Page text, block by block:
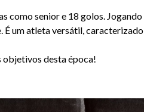
como senior e 18 golos. Jogando
É um atleta versátil, caracterizado
objetivos desta época!